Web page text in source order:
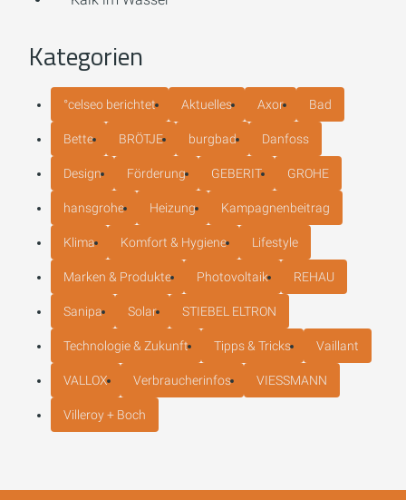
Kategorien
°celseo berichtet Aktuelles Axor Bad
Bette BRÖTJE burgbad Danfoss
Design Förderung GEBERIT GROHE
hansgrohe Heizung Kampagnenbeitrag
Klima Komfort & Hygiene Lifestyle
Marken & Produkte Photovoltaik REHAU
Sanipa Solar STIEBEL ELTRON
Technologie & Zukunft Tipps & Tricks Vaillant
VALLOX Verbraucherinfos VIESSMANN
Villeroy + Boch